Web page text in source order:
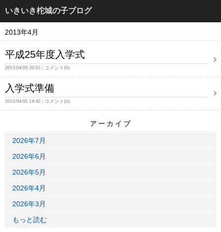
いきいき柁城の子ブログ
2013年4月
平成25年度入学式
2013/04/09 20:02 コメント(0)
入学式準備
2013/04/05 14:42 コメント(0)
アーカイブ
2026年7月
2026年6月
2026年5月
2026年4月
2026年3月
もっと読む